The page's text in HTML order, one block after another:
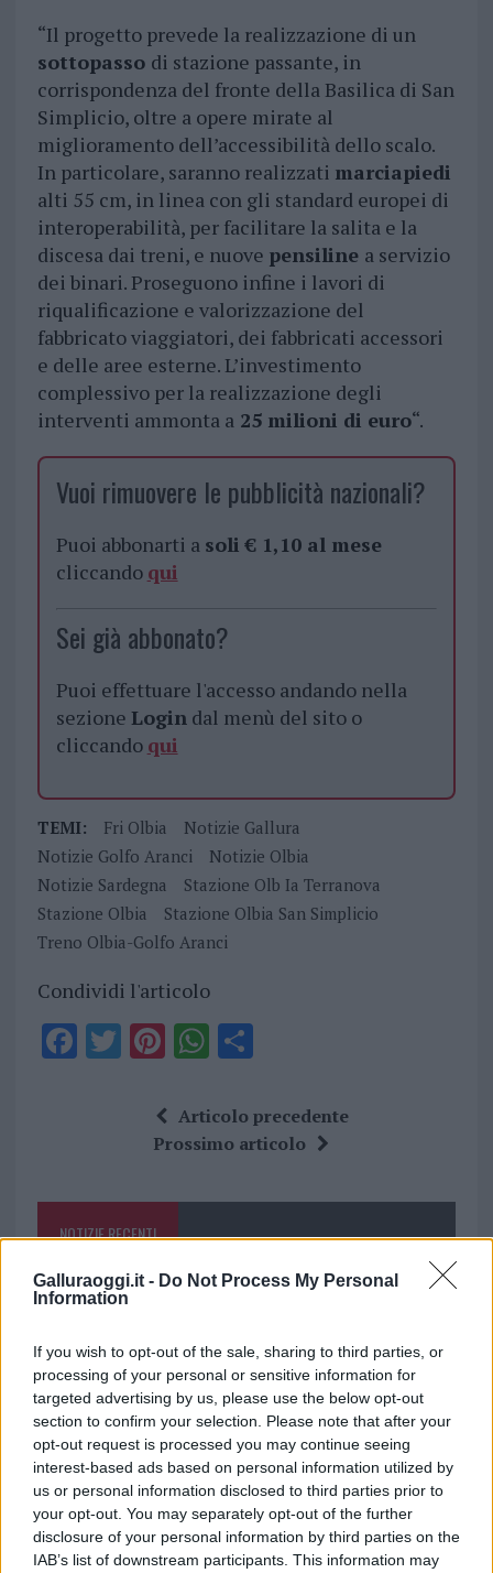
Galluraoggi.it - Do Not Process My Personal
Information
If you wish to opt-out of the sale, sharing to third parties, or
processing of your personal or sensitive information for
targeted advertising by us, please use the below opt-out
section to confirm your selection. Please note that after your
opt-out request is processed you may continue seeing
interest-based ads based on personal information utilized by
us or personal information disclosed to third parties prior to
your opt-out. You may separately opt-out of the further
disclosure of your personal information by third parties on the
IAB’s list of downstream participants. This information may
“Il progetto prevede la realizzazione di un
sottopasso di stazione passante, in
corrispondenza del fronte della Basilica di San
Simplicio, oltre a opere mirate al
miglioramento dell’accessibilità dello scalo.
In particolare, saranno realizzati marciapiedi
alti 55 cm, in linea con gli standard europei di
interoperabilità, per facilitare la salita e la
discesa dai treni, e nuove pensiline a servizio
dei binari. Proseguono infine i lavori di
riqualificazione e valorizzazione del
fabbricato viaggiatori, dei fabbricati accessori
e delle aree esterne. L’investimento
complessivo per la realizzazione degli
interventi ammonta a25 milioni di euro“.
Vuoi rimuovere le pubblicità nazionali?
Puoi abbonarti a soli € 1,10 al mese
cliccando qui
Sei già abbonato?
Puoi effettuare l'accesso andando nella
sezione Logindal menù del sito o
cliccando qui
TEMI: Fri Olbia
Notizie Gallura
Notizie Golfo Aranci
Notizie Olbia
Notizie Sardegna
Stazione Olb Ia Terranova
Stazione Olbia
Stazione Olbia San Simplicio
Treno Olbia-Golfo Aranci
Condividi l'articolo
F
o
k
T Pi
te
re
W
at
s
p
p
S
a
re
Articolo precedente
Prossimo articolo
NOTIZIE RECENTI
Gallura, finti clienti svuotano le suite: furto da
Meteo Olbia 7 agosto, sole e caldo tornano
protagonisti
Test tunnel Olbia: rampe chiuse ancora fino a
fine agosto